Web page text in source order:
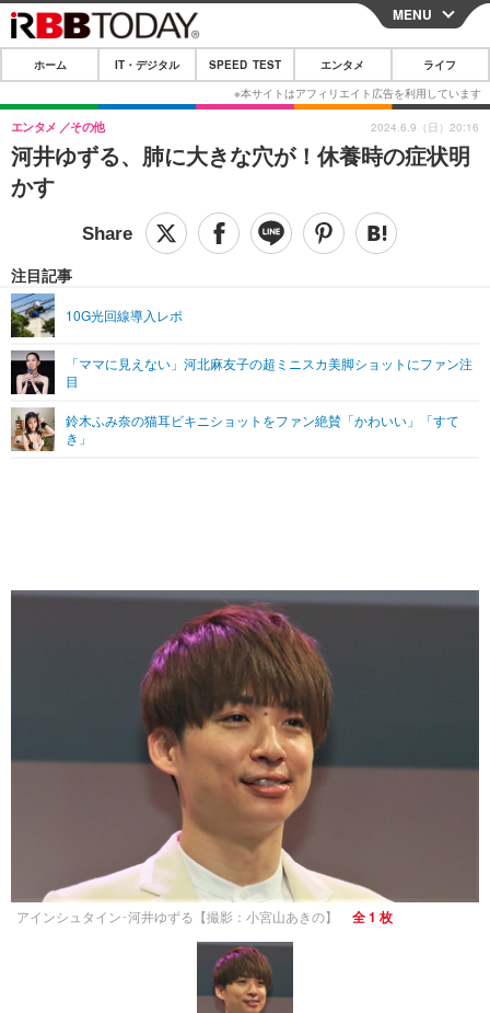
CLOSE
ホーム
IT・デジタル
IT・デジタルTOP スマートフォン
ショッピング その他
SPEED TEST
エンタメTOP 映画・ドラマ
ショッピング その他
ライフTOP
リリース一覧
プッシュ通知の停止方法
MENU
ホーム IT・デジタル SPEED TEST エンタメ ライフ
河井ゆずる、肺に大きな穴が！休養時の症状明
かす
エンタメ その他
注目記事
10G光回線導入レポ
「ママに見えない」河北麻友子の超ミニスカ美脚ショットにファン注
目
鈴木ふみ奈の猫耳ビキニショットをファン絶賛「かわいい」「すて
き」
2024.6.9（日）20:16
アインシュタイン･河井ゆずる【撮影：小宮山あきの】 全 1 枚